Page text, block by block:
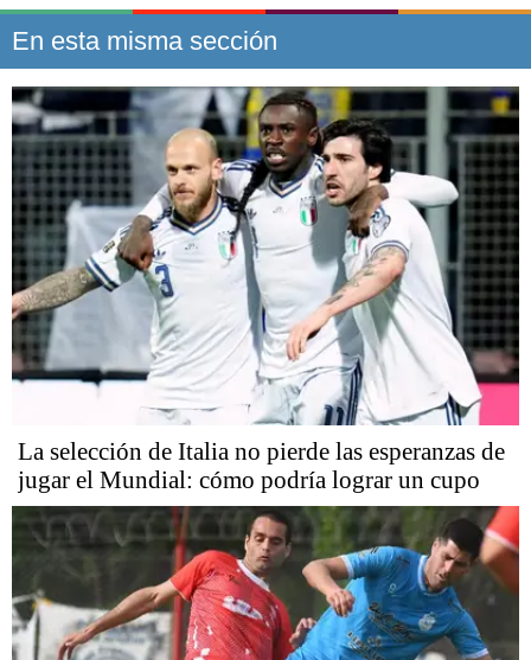
En esta misma sección
La selección de Italia no pierde las esperanzas de
jugar el Mundial: cómo podría lograr un cupo